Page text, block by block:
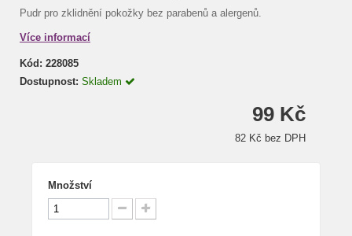
Pudr pro zklidnění pokožky bez parabenů a alergenů.
Více informací
Kód: 228085
Dostupnost: Skladem
99 Kč
82 Kč bez DPH
Množství